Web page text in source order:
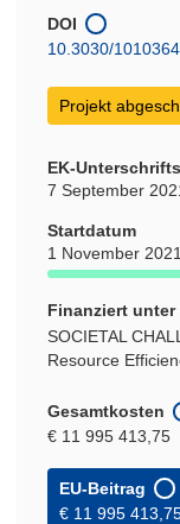
neuem
Fenster)
DOI
10.3030/
Projekt
EK-
7 September
Startdatum
1 November 2021
Finanziert unter
SOCIETAL
Resource
Gesamtkosten
€ 11 995 413,75
EU-Beitrag
€ 11 995